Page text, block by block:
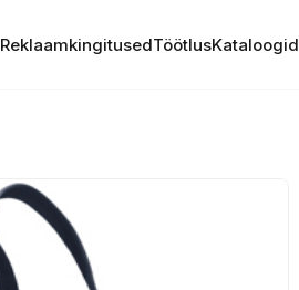
ReklaamkingitusedTöötlusKataloogid